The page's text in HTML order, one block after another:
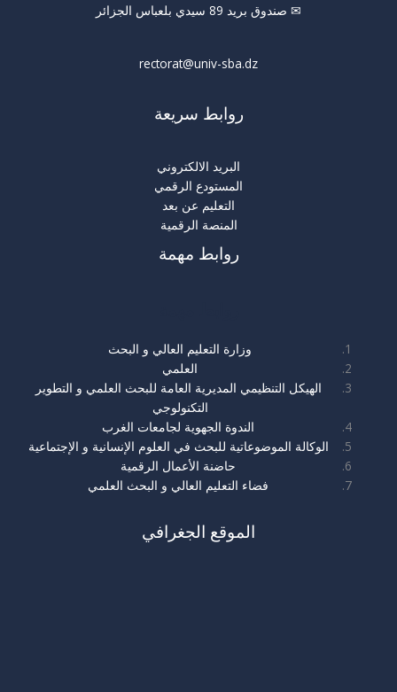
✉ صندوق بريد 89 سيدي بلعباس الجزائر
rectorat@univ-sba.dz
روابط سريعة
البريد الالكتروني
المستودع الرقمي
التعليم عن بعد
المنصة الرقمية
روابط مهمة
وزارة التعليم العالي و البحث
العلمي
الهيكل التنظيمي المديرية العامة للبحث العلمي و التطوير
التكنولوجي
الندوة الجهوية لجامعات الغرب
الوكالة الموضوعاتية للبحث في العلوم الإنسانية و الإجتماعية
حاضنة الأعمال الرقمية
فضاء التعليم العالي و البحث العلمي
الموقع الجغرافي